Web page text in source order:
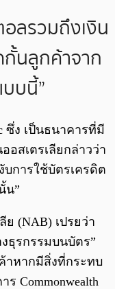
อลรวมถึงเงิน
กั้นลูกค้าจาก
บนี้”
ซึ่ง เป็นธนาคารที่มี
สเตรเลียกล่าวว่า
บการใช้บัตรเครดิต
น”
(NAB) เปรยว่า
ธุรกรรมบนบัตร”
าหากมีสิ่งที่กระทบ
Commonwealth